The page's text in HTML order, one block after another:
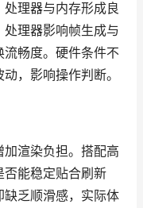
理器与内存形成良
理器影响帧生成与
畅度。硬件条件不
，影响操作判断。
渲染负担。搭配高
否能稳定贴合刷新
乏顺滑感，实际体